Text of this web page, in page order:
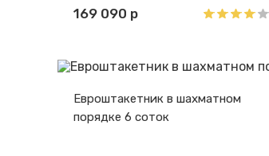
169 090 р
Евроштакетник в шахматном
порядке 6 соток